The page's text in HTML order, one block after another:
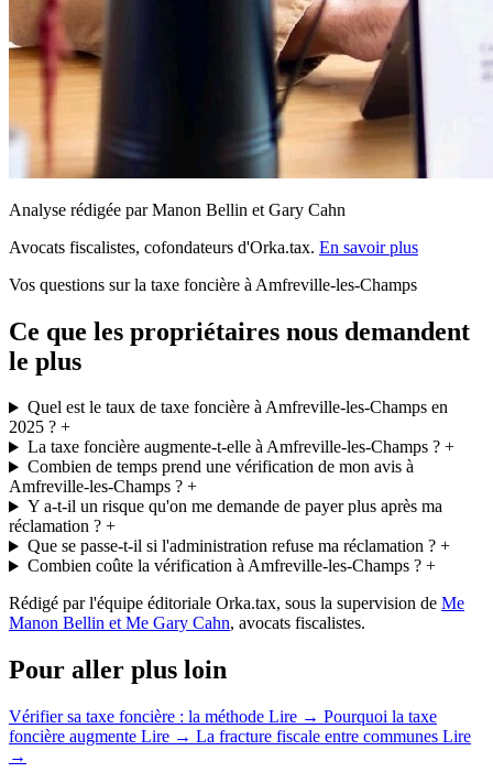
Analyse rédigée par Manon Bellin et Gary Cahn
Avocats fiscalistes, cofondateurs d'Orka.tax. En savoir plus
Vos questions sur la taxe foncière à Amfreville-les-Champs
Ce que les propriétaires nous demandent
le plus
Quel est le taux de taxe foncière à Amfreville-les-Champs en
2025 ? +
La taxe foncière augmente-t-elle à Amfreville-les-Champs ?+
Combien de temps prend une vérification de mon avis à
Amfreville-les-Champs ? +
Y a-t-il un risque qu'on me demande de payer plus après ma
réclamation ? +
Que se passe-t-il si l'administration refuse ma réclamation ?+
Combien coûte la vérification à Amfreville-les-Champs ?+
Rédigé par l'équipe éditoriale Orka.tax, sous la supervision de Me
Manon Bellin et Me Gary Cahn, avocats fiscalistes.
Pour aller plus loin
Vérifier sa taxe foncière : la méthode Lire → Pourquoi la taxe
foncière augmente Lire → La fracture fiscale entre communes Lire
→